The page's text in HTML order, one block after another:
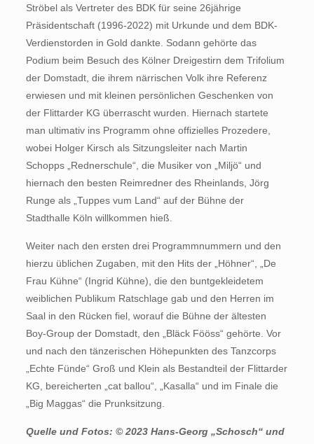
Ströbel als Vertreter des BDK für seine 26jährige
Präsidentschaft (1996-2022) mit Urkunde und dem BDK-
Verdienstorden in Gold dankte. Sodann gehörte das
Podium beim Besuch des Kölner Dreigestirn dem Trifolium
der Domstadt, die ihrem närrischen Volk ihre Referenz
erwiesen und mit kleinen persönlichen Geschenken von
der Flittarder KG überrascht wurden. Hiernach startete
man ultimativ ins Programm ohne offizielles Prozedere,
wobei Holger Kirsch als Sitzungsleiter nach Martin
Schopps „Rednerschule“, die Musiker von „Miljö“ und
hiernach den besten Reimredner des Rheinlands, Jörg
Runge als „Tuppes vum Land“ auf der Bühne der
Stadthalle Köln willkommen hieß.
Weiter nach den ersten drei Programmnummern und den
hierzu üblichen Zugaben, mit den Hits der „Höhner“, „De
Frau Kühne“ (Ingrid Kühne), die den buntgekleidetem
weiblichen Publikum Ratschlage gab und den Herren im
Saal in den Rücken fiel, worauf die Bühne der ältesten
Boy-Group der Domstadt, den „Bläck Fööss“ gehörte. Vor
und nach den tänzerischen Höhepunkten des Tanzcorps
„Echte Fünde“ Groß und Klein als Bestandteil der Flittarder
KG, bereicherten „cat ballou“, „Kasalla“ und im Finale die
„Big Maggas“ die Prunksitzung.
Quelle und Fotos: © 2023 Hans-Georg „Schosch“ und